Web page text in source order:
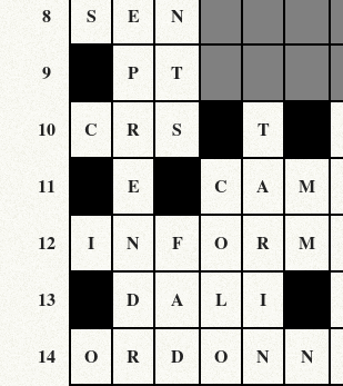
8 S E N
9 P T
10 C R S T
11 E C A M
12 I N F O R M
13 D A L I
14 O R D O N N